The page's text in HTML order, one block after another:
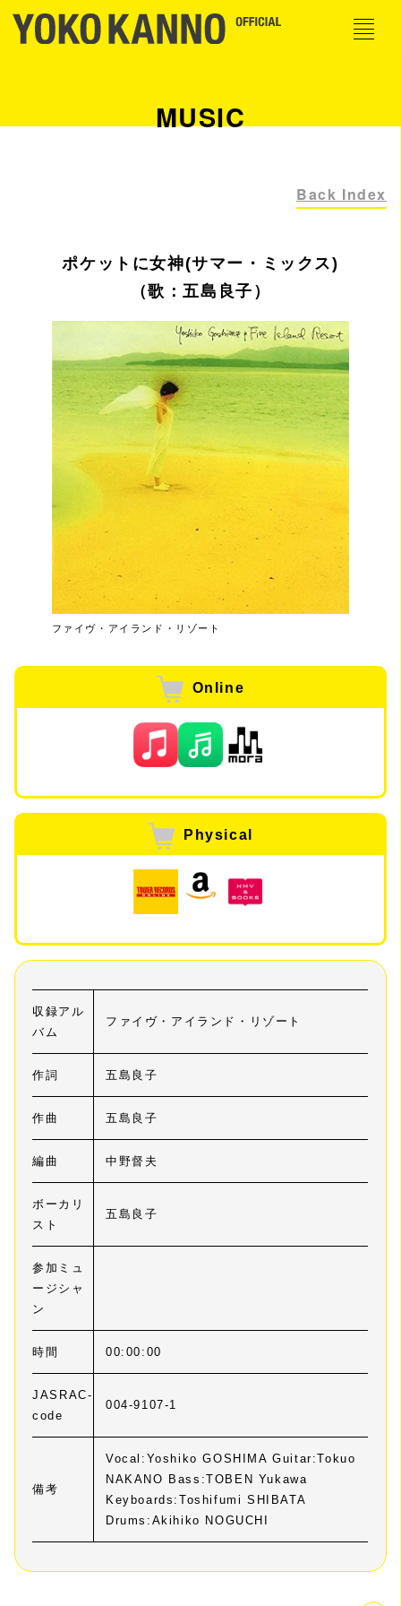
MUSIC
Back Index
ポケットに女神(サマー・ミックス)
（歌：五島良子）
ファイヴ・アイランド・リゾート
Online
Physical
収録アル
バム
ファイヴ・アイランド・リゾート
作詞 五島良子
作曲 五島良子
編曲 中野督夫
ボーカリ
スト
五島良子
参加ミュ
ージシャ
ン
時間 00:00:00
JASRAC-
code
004-9107-1
備考
Vocal:Yoshiko GOSHIMA Guitar:Tokuo
NAKANO Bass:TOBEN Yukawa
Keyboards:Toshifumi SHIBATA
Drums:Akihiko NOGUCHI